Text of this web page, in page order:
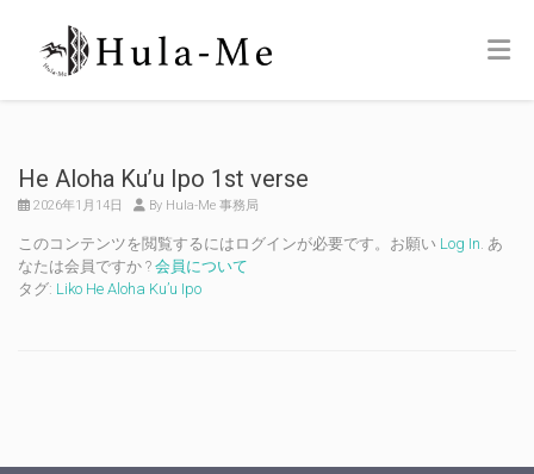
He Aloha Ku’u Ipo 1st verse
2026年1月14日 By Hula-Me 事務局
このコンテンツを閲覧するにはログインが必要です。お願い Log In. あ
なたは会員ですか ? 会員について
タグ: Liko He Aloha Ku’u Ipo